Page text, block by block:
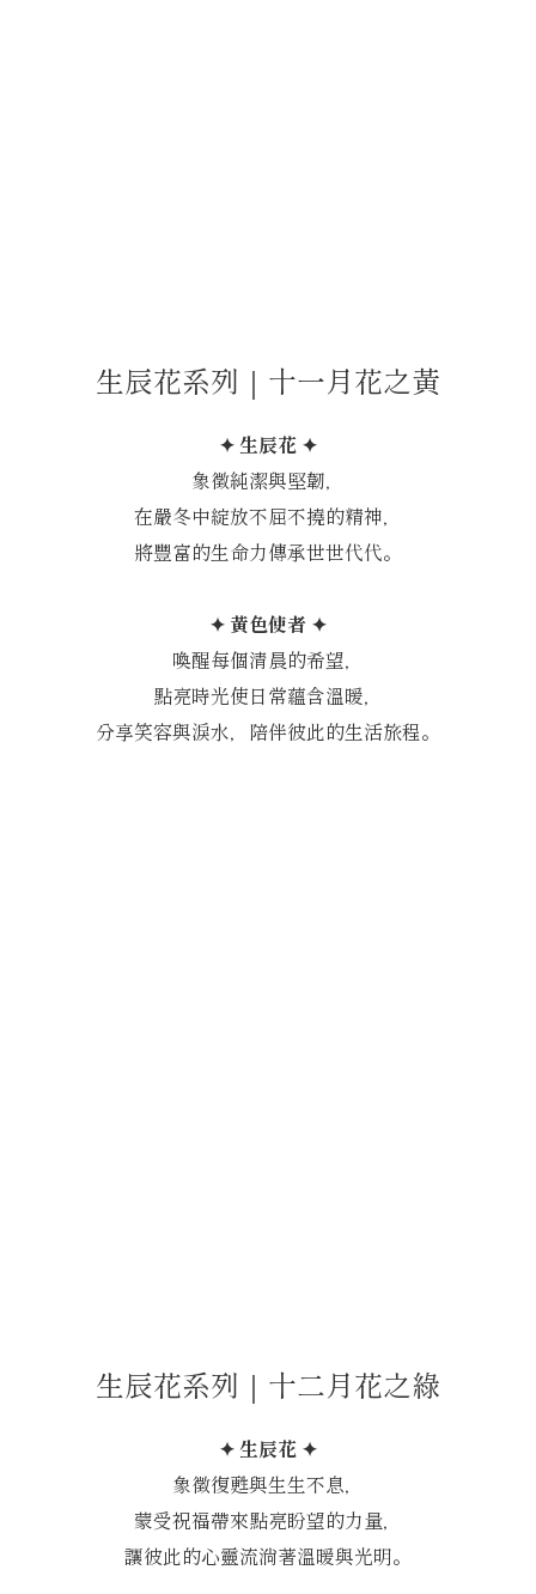
生辰花系列｜十一月花之黃
✦ 生辰花 ✦
象徵純潔與堅韌，
在嚴冬中綻放不屈不撓的精神，
將豐富的生命力傳承世世代代。
✦ 黃色使者 ✦
喚醒每個清晨的希望，
點亮時光使日常蘊含溫暖，
分享笑容與淚水，陪伴彼此的生活旅程。
生辰花系列｜十二月花之綠
✦ 生辰花 ✦
象徵復甦與生生不息，
蒙受祝福帶來點亮盼望的力量，
讓彼此的心靈流淌著溫暖與光明。